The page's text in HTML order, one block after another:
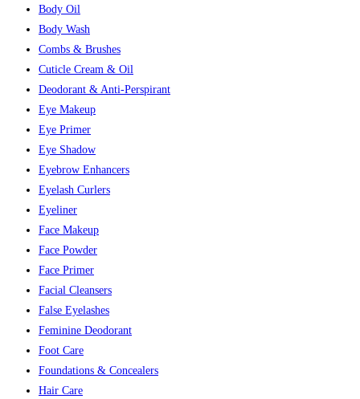
Body Oil
Body Wash
Combs & Brushes
Cuticle Cream & Oil
Deodorant & Anti-Perspirant
Eye Makeup
Eye Primer
Eye Shadow
Eyebrow Enhancers
Eyelash Curlers
Eyeliner
Face Makeup
Face Powder
Face Primer
Facial Cleansers
False Eyelashes
Feminine Deodorant
Foot Care
Foundations & Concealers
Hair Care